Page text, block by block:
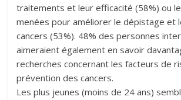
traitements et leur efficacité (58%) ou
menées pour améliorer le dépistage et
cancers (53%). 48% des personnes
aimeraient également en savoir
recherches concernant les facteurs de
prévention des cancers.
Les plus jeunes (moins de 24 ans)